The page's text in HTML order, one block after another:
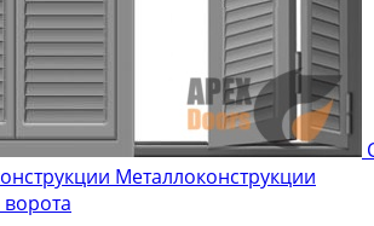
Металлоконструкции